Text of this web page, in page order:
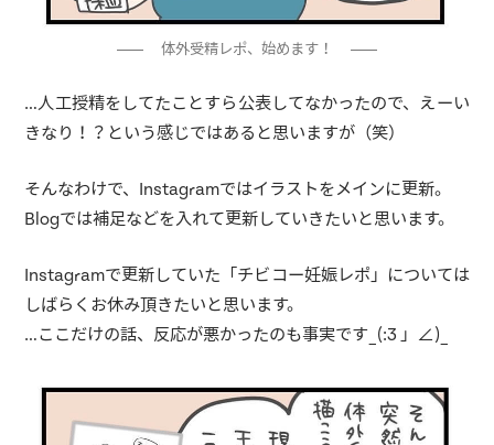
体外受精レポ、始めます！
…人工授精をしてたことすら公表してなかったので、えーい
きなり！？という感じではあると思いますが（笑）
そんなわけで、Instagramではイラストをメインに更新。
Blogでは補足などを入れて更新していきたいと思います。
Instagramで更新していた「チビコー妊娠レポ」については
しばらくお休み頂きたいと思います。
…ここだけの話、反応が悪かったのも事実です_(:3 」∠)_